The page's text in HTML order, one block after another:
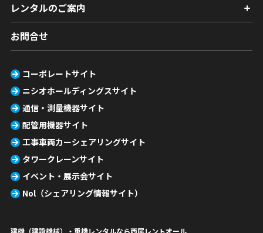
レンタルのご案内
お問合せ
コーポレートサイト
ニシオホールディングスサイト
通信・測量機器サイト
配管用機器サイト
工事車両カーシェアリングサイト
タワークレーンサイト
イベント・展示会サイト
Nol（シェアリング情報サイト）